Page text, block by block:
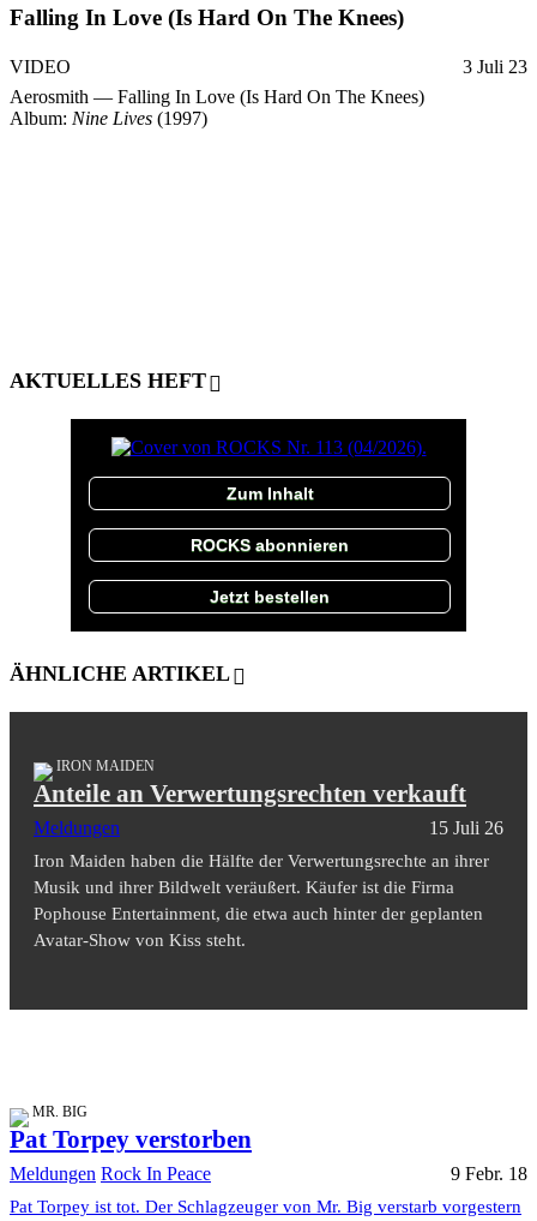
Falling In Love (Is Hard On The Knees)
VIDEO
3 Juli 23
Aerosmith — Falling In Love (Is Hard On The Knees)
Album: Nine Lives (1997)
AKTUELLES HEFT
Zum Inhalt
ROCKS abonnieren
Jetzt bestellen
ÄHNLICHE ARTIKEL
IRON MAIDEN
Anteile an Verwertungsrechten verkauft
Meldungen 15 Juli 26
Iron Maiden haben die Hälfte der Verwertungsrechte an ihrer
Musik und ihrer Bildwelt veräußert. Käufer ist die Firma
Pophouse Entertainment, die etwa auch hinter der geplanten
Avatar-Show von Kiss steht.
MR. BIG
Pat Torpey verstorben
Meldungen Rock In Peace 9 Febr. 18
Pat Torpey ist tot. Der Schlagzeuger von Mr. Big verstarb vorgestern